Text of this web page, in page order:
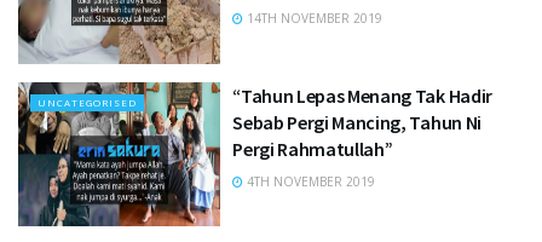
14TH NOVEMBER 2019
UNCATEGORISED
“Tahun Lepas Menang Tak Hadir
Sebab Pergi Mancing, Tahun Ni
Pergi Rahmatullah”
4TH NOVEMBER 2019